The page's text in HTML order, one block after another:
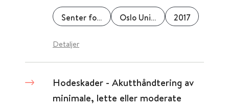
Senter for sjeldne diagnoser Oslo Universitetssykehus 2017
Detaljer
Hodeskader - Akutthåndtering av
minimale, lette eller moderate